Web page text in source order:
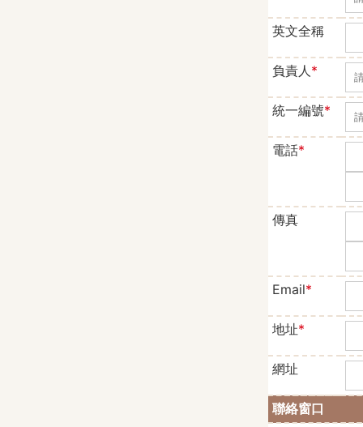
英文全稱
負責人*
統一編號*
電話*
傳真
Email*
地址*
網址
聯絡窗口